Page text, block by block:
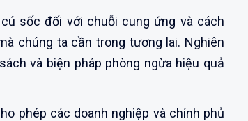
sốc đối với chuỗi cung ứng và cách
chúng ta cần trong tương lai. Nghiên
và biện pháp phòng ngừa hiệu quả
phép các doanh nghiệp và chính phủ